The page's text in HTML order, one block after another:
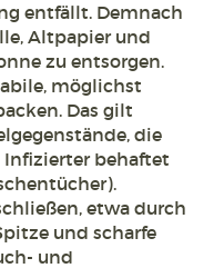
entfällt. Demnach
Altpapier und
zu entsorgen.
möglichst
Das gilt
die
behaftet
etwa durch
und scharfe
und